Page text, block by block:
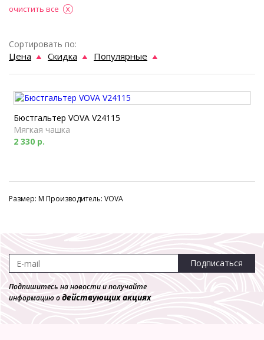
очистить все
Сортировать по:
Цена Скидка Популярные
Бюстгальтер VOVA V24115
Мягкая чашка
2 330 р.
Размер: M Производитель: VOVA
Подписаться
Подпишитесь на новости и получайте
информацию одействующих акциях